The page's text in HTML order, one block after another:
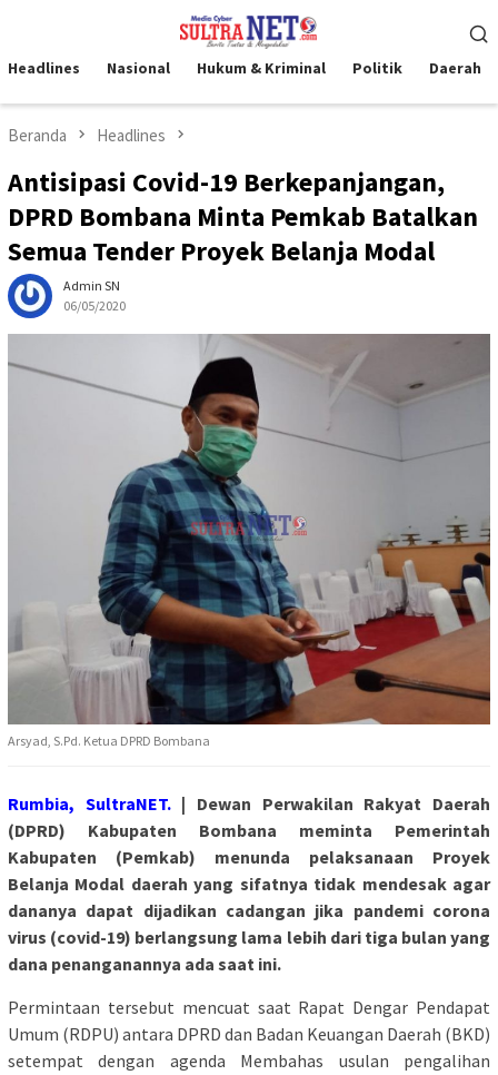
kontenMobile
Headlines Nasional Hukum & Kriminal Politik Daerah
Beranda Headlines
Antisipasi Covid-19 Berkepanjangan,
DPRD Bombana Minta Pemkab Batalkan
Semua Tender Proyek Belanja Modal
Admin SN
06/05/2020
Arsyad, S.Pd. Ketua DPRD Bombana
Rumbia, SultraNET.| Dewan Perwakilan Rakyat Daerah
(DPRD) Kabupaten Bombana meminta Pemerintah
Kabupaten (Pemkab) menunda pelaksanaan Proyek
Belanja Modal daerah yang sifatnya tidak mendesak agar
dananya dapat dijadikan cadangan jika pandemi corona
virus (covid-19) berlangsung lama lebih dari tiga bulan yang
dana penanganannya ada saat ini.
Permintaan tersebut mencuat saat Rapat Dengar Pendapat
Umum (RDPU) antara DPRD dan Badan Keuangan Daerah (BKD)
setempat dengan agenda Membahas usulan pengalihan